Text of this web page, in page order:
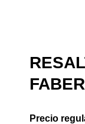
Precio